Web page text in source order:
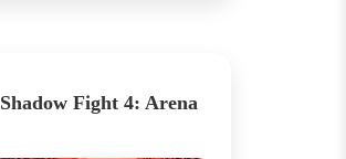
Shadow Fight 4: Arena